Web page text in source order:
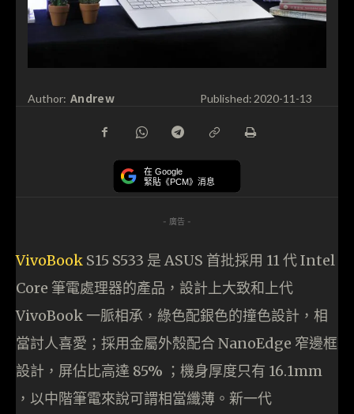
Author: Andrew Published:2020-11-13
在 Google
緊貼《PCM》消息
- 廣告 -
VivoBook S15 S533 是 ASUS 首批採用 11 代 Intel
Core 筆電處理器的產品，設計上大致和上代
VivoBook 一脈相承，綠色配銀色的撞色設計，相
當討人喜愛；採用金屬外殼配合 NanoEdge 窄邊框
設計，屏佔比高達 85% ；機身厚度只有 16.1mm
，以中階筆電來說可謂相當纖薄。新一代